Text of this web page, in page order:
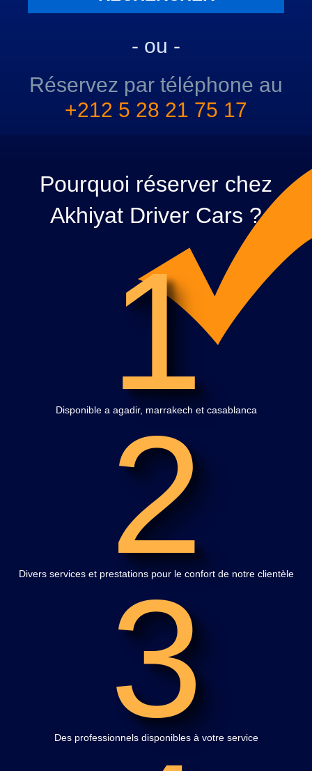
- ou -
Réservez par téléphone au
+212 5 28 21 75 17
Pourquoi réserver chez
Akhiyat Driver Cars ?
1
Disponible a agadir, marrakech et casablanca
2
Divers services et prestations pour le confort de notre clientèle
3
Des professionnels disponibles à votre service